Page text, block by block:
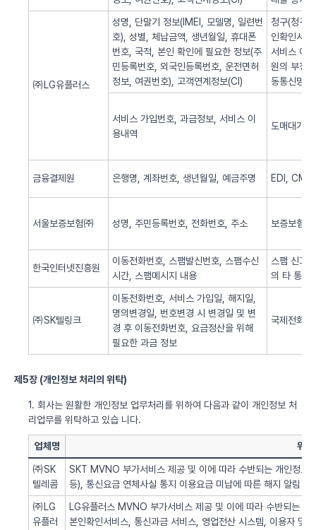
㈜LG유플러스
성명, 단말기 정보(IMEI, 모델명, 일련번
호), 성별, 체납금액, 생년월일, 휴대폰
번호, 국적, 본인 확인에 필요한 정보(주
민등록번호, 외국인등록번호, 운전면허
정보, 여권번호), 고객연계정보(CI)
청구(청구
인확인서
서비스 이
원의 부정
동통신망
서비스 가입번호, 과금정보, 서비스 이
용내역
도매대가
금융결제원 은행명, 계좌번호, 생년월일, 예금주명 EDI, CMS
서울보증보험㈜ 성명, 주민등록번호, 전화번호, 주소 보증보험
한국인터넷진흥원
이동전화번호, 스팸발신번호, 스팸수신
시간, 스팸메시지 내용
스팸 신고
의 타 통신
㈜SK텔링크
이동전화번호, 서비스 가입일, 해지일,
명의변경일, 번호변경 시 변경일 및 변
경 후 이동전화번호, 요금정산을 위해
필요한 과금 정보
국제전화
제5장 (개인정보 처리의 위탁)
1. 회사는 원활한 개인정보 업무처리를 위하여 다음과 같이 개인정보 처
리업무를 위탁하고 있습 니다.
업체명 위탁
㈜SK
텔레콤
SKT MVNO 부가서비스 제공 및 이에 따라 수반되는 개인정보
등), 통신요금 연체사실 통지 이용요금 미납에 따른 해지 알림 업
㈜LG
유플러
LG유플러스 MVNO 부가서비스 제공 및 이에 따라 수반되는
본인확인서비스, 통신과금 서비스, 영업전산 시스템, 이용자 및